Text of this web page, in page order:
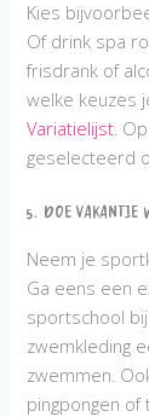
Kies
Of drink spa
frisdrank of
welke keuzes
Variatielijst .
geselecteerd
5. Doe
Neem je
Ga eens een
sportschool
zwemkleding
zwemmen.
pingpongen